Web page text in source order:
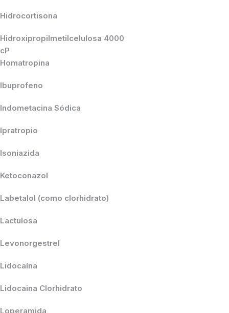
Hidrocortisona
Hidroxipropilmetilcelulosa 4000
cP
Homatropina
Ibuprofeno
Indometacina Sódica
Ipratropio
Isoniazida
Ketoconazol
Labetalol (como clorhidrato)
Lactulosa
Levonorgestrel
Lidocaína
Lidocaina Clorhidrato
Loperamida